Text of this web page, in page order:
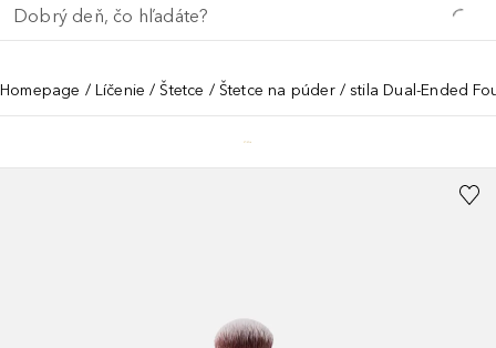
Homepage Líčenie Štetce Štetce na púder stila Dual-Ended